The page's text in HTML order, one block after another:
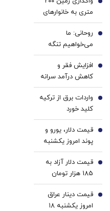
و پک
یخ!
قدم
نزدیک‌تر
به
شروع
کاهش
وزن
سفید
کننده
خانگی
متری به خانوارهای
داری سه فرزند/
شرایط اعلام شد
1
روحانی: ما
می‌خواهیم تنگه
هرمز، تنگه جنگ
نباشد | چرا کویت و
امارات اجازه دادند
آمریکا از
پایگاه‌هایش علیه
ما استفاده کند؟ |
همسایگان هستیم
2
افزایش فقر و
کاهش درآمد سرانه
حقیقی در کشور/
کاهش دسترسی به
مسکن معلول
بحران بزرگتری
است
3
واردات برق از ترکیه
کلید خورد
4
قیمت دلار، یورو و
پوند امروز یکشنبه
۱۸ مرداد 1405/
کاهش قیمت دلار و
یورو
5
قیمت دلار آزاد به
185 هزار تومان
رسید
6
قیمت دینار عراق
امروز یکشنبه ۱۸
7